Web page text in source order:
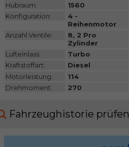
Hubraum: 1560
Konfiguration:
4 -
Reihenmotor
Anzahl Ventile:
8, 2 Pro
Zylinder
Lufteinlass:
Turbo
Kraftstoffart:
Diesel
Motorleistung:
114
Drehmoment:
270
Fahrzeughistorie prüfen